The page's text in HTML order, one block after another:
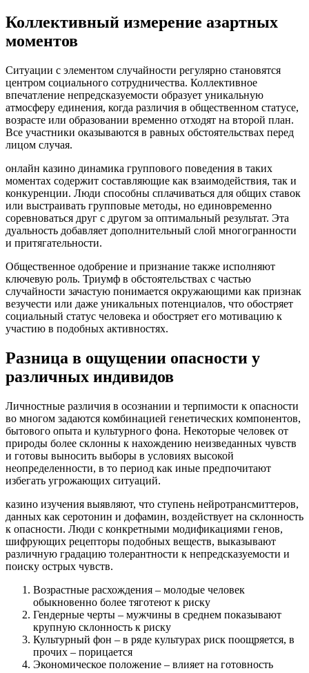
Коллективный измерение азартных
моментов
Ситуации с элементом случайности регулярно становятся
центром социального сотрудничества. Коллективное
впечатление непредсказуемости образует уникальную
атмосферу единения, когда различия в общественном статусе,
возрасте или образовании временно отходят на второй план.
Все участники оказываются в равных обстоятельствах перед
лицом случая.
онлайн казино динамика группового поведения в таких
моментах содержит составляющие как взаимодействия, так и
конкуренции. Люди способны сплачиваться для общих ставок
или выстраивать групповые методы, но единовременно
соревноваться друг с другом за оптимальный результат. Эта
дуальность добавляет дополнительный слой многогранности
и притягательности.
Общественное одобрение и признание также исполняют
ключевую роль. Триумф в обстоятельствах с частью
случайности зачастую понимается окружающими как признак
везучести или даже уникальных потенциалов, что обостряет
социальный статус человека и обостряет его мотивацию к
участию в подобных активностях.
Разница в ощущении опасности у
различных индивидов
Личностные различия в осознании и терпимости к опасности
во многом задаются комбинацией генетических компонентов,
бытового опыта и культурного фона. Некоторые человек от
природы более склонны к нахождению неизведанных чувств
и готовы выносить выборы в условиях высокой
неопределенности, в то период как иные предпочитают
избегать угрожающих ситуаций.
казино изучения выявляют, что ступень нейротрансмиттеров,
данных как серотонин и дофамин, воздействует на склонность
к опасности. Люди с конкретными модификациями генов,
шифрующих рецепторы подобных веществ, выказывают
различную градацию толерантности к непредсказуемости и
поиску острых чувств.
Возрастные расхождения – молодые человек
обыкновенно более тяготеют к риску
Гендерные черты – мужчины в среднем показывают
крупную склонность к риску
Культурный фон – в ряде культурах риск поощряется, в
прочих – порицается
Экономическое положение – влияет на готовность